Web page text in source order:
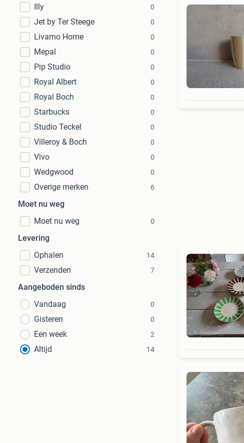
Illy 0
Jet by Ter Steege 0
Livarno Home 0
Mepal 0
Pip Studio 0
Royal Albert 0
Royal Boch 0
Starbucks 0
Studio Teckel 0
Villeroy & Boch 0
Vivo 0
Wedgwood 0
Overige merken 6
Moet nu weg
Moet nu weg
0
Levering
Ophalen
14
Verzenden 7
Aangeboden sinds
Vandaag
0
Gisteren 0
Een week 2
Altijd 14